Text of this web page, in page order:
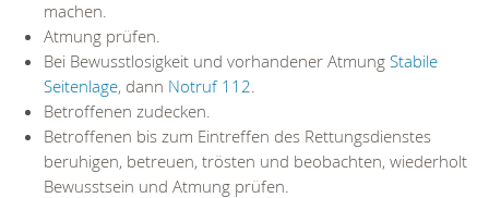
machen.
Atmung prüfen.
Bei Bewusstlosigkeit und vorhandener Atmung Stabile
Seitenlage, dann Notruf 112
Betroffenen zudecken.
Betroffenen bis zum Eintreffen des Rettungsdienstes
beruhigen, betreuen, trösten und beobachten, wiederholt
Bewusstsein und Atmung prüfen.